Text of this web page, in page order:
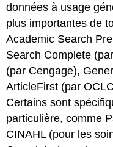
données à usage
plus importantes de
Academic Search
Search Complete
(par Cengage),
ArticleFirst (par
Certains sont
particulière, comme
CINAHL (pour les